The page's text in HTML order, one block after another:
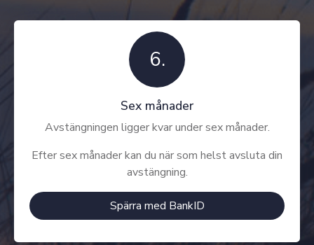
6.
Sex månader
Avstängningen ligger kvar under sex månader.
Efter sex månader kan du när som helst avsluta din
avstängning.
Spärra med BankID